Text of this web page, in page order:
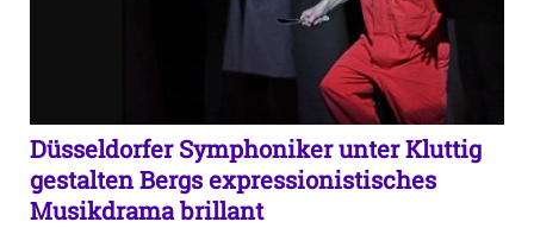
Düsseldorfer Symphoniker unter Kluttig
gestalten Bergs expressionistisches
Musikdrama brillant